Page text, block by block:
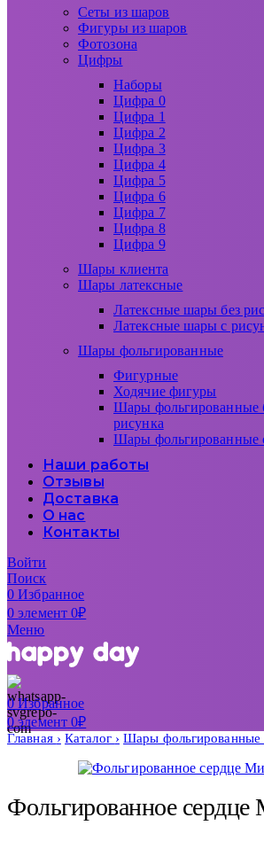
Сеты из шаров
Фигуры из шаров
Фотозона
Цифры
Наборы
Цифра 0
Цифра 1
Цифра 2
Цифра 3
Цифра 4
Цифра 5
Цифра 6
Цифра 7
Цифра 8
Цифра 9
Шары клиента
Шары латексные
Латексные шары без
Латексные шары с
Шары фольгированные
Фигурные
Ходячие фигуры
Шары фольгированные
рисунка
Шары фольгированные
Наши работы
Отзывы
Доставка
О нас
Контакты
Войти
Поиск
0Избранное
0элемент 0₽
Меню
0Избранное
0элемент 0₽
Главная Каталог Шары фольгированные
Фольгированное